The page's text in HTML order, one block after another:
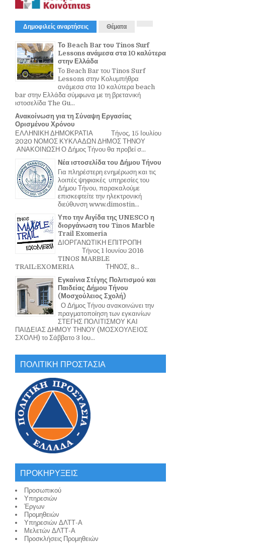
Δημοφιλείς αναρτήσεις Θέματα
Το Beach Bar του Tinos Surf
Lessons ανάμεσα στα 10 καλύτερα
στην Ελλάδα
Το Beach Bar του Tinos Surf
Lessons στην Κολυμπήθρα
ανάμεσα στα 10 καλύτερα beach
bar στην Ελλάδα σύμφωνα με τη βρετανική
ιστοσελίδα The Gu...
Ανακοίνωση για τη Σύναψη Εργασίας
Ορισμένου Χρόνου
ΕΛΛΗΝΙΚΗ ΔΗΜΟΚΡΑΤΙΑ Τήνος, 15 Ιουλίου
2020 ΝΟΜΟΣ ΚΥΚΛΑΔΩΝ ΔΗΜΟΣ ΤΗΝΟΥ
ΑΝΑΚΟΙΝΩΣΗ Ο Δήμος Τήνου θα προβεί σ...
Νέα ιστοσελίδα του Δήμου Τήνου
Για πληρέστερη ενημέρωση και τις
λοιπές ψηφιακές υπηρεσίες του
Δήμου Τήνου, παρακαλούμε
επισκεφτείτε την ηλεκτρονική
διεύθυνση www.dimostin...
Υπο την Αιγίδα της UNESCO η
διοργάνωση του Tinos Marble
Trail Exomeria
ΔΙΟΡΓΑΝΩΤΙΚΗ ΕΠΙΤΡΟΠΗ
Τήνος 1 Ιουνίου 2016
TINOS MARBLE
TRAIL:EXOMERIA ΤΗΝΟΣ, 8...
Εγκαίνια Στέγης Πολιτισμού και
Παιδείας Δήμου Τήνου
(Μοσχούλειος Σχολή)
Ο Δήμος Τήνου ανακοινώνει την
πραγματοποίηση των εγκαινίων
ΣΤΕΓΗΣ ΠΟΛΙΤΙΣΜΟΥ ΚΑΙ
ΠΑΙΔΕΙΑΣ ΔΗΜΟΥ ΤΗΝΟΥ (ΜΟΣΧΟΥΛΕΙΟΣ
ΣΧΟΛΗ) το Σάββατο 3 Ιου...
ΠΟΛΙΤΙΚΗ ΠΡΟΣΤΑΣΙΑ
ΠΡΟΚΗΡΥΞΕΙΣ
Προσωπικού
Υπηρεσιών
Έργων
Προμηθειών
Υπηρεσιών ΔΛΤΤ-Α
Μελετών ΔΛΤΤ-Α
Προσκλήσεις Προμηθειών